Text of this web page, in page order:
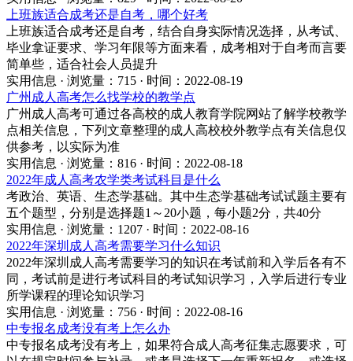
上班族适合成考还是自考，哪个好考
上班族适合成考还是自考，结合自身实际情况选择，从考试、
毕业拿证要求、学习年限等方面来看，成考相对于自考而言要
简单些，适合社会人员提升
实用信息 · 浏览量：715 · 时间：2022-08-19
广州成人高考怎么找学校的教学点
广州成人高考可通过各高校的成人教育学院网站了解学校教学
点相关信息，下列文章整理的成人高校校外教学点有关信息仅
供参考，以实际为准
实用信息 · 浏览量：816 · 时间：2022-08-18
2022年成人高考农学类考试科目是什么
考政治、英语、生态学基础。其中生态学基础考试试题主要有
五个题型，分别是选择题1～20小题，每小题2分，共40分
实用信息 · 浏览量：1207 · 时间：2022-08-16
2022年深圳成人高考需要学习什么知识
2022年深圳成人高考需要学习的知识在考试前和入学后各有不
同，考试前是进行考试科目的考试知识学习，入学后进行专业
所学课程的理论知识学习
实用信息 · 浏览量：756 · 时间：2022-08-16
中专报名成考没有考上怎么办
中专报名成考没有考上，如果符合成人高考征集志愿要求，可